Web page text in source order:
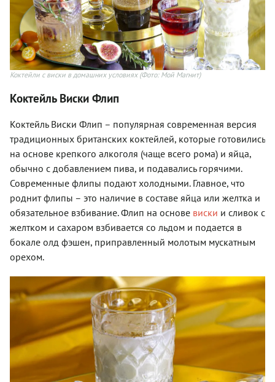
Коктейли с виски в домашних условиях(Фото: Мой Магнит)
Коктейль Виски Флип
Коктейль Виски Флип – популярная современная версия
традиционных британских коктейлей, которые готовились
на основе крепкого алкоголя (чаще всего рома) и яйца,
обычно с добавлением пива, и подавались горячими.
Современные флипы подают холодными. Главное, что
роднит флипы – это наличие в составе яйца или желтка и
обязательное взбивание. Флип на основе виски и сливок с
желтком и сахаром взбивается со льдом и подается в
бокале олд фэшен, приправленный молотым мускатным
орехом.